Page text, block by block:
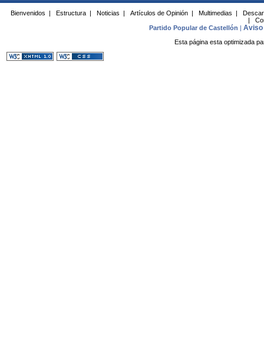
Bienvenidos | Estructura | Noticias | Artículos de Opinión | Multimedias |
|
Partido Popular de Castellón |Aviso
Esta página esta optimizada